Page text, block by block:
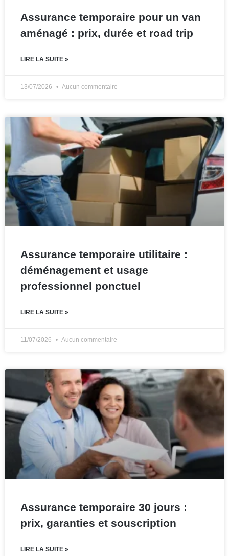
Assurance temporaire pour un van
aménagé : prix, durée et road trip
LIRE LA SUITE »
13/07/2026 Aucun commentaire
Assurance temporaire utilitaire :
déménagement et usage
professionnel ponctuel
LIRE LA SUITE »
11/07/2026 Aucun commentaire
Assurance temporaire 30 jours :
prix, garanties et souscription
LIRE LA SUITE »